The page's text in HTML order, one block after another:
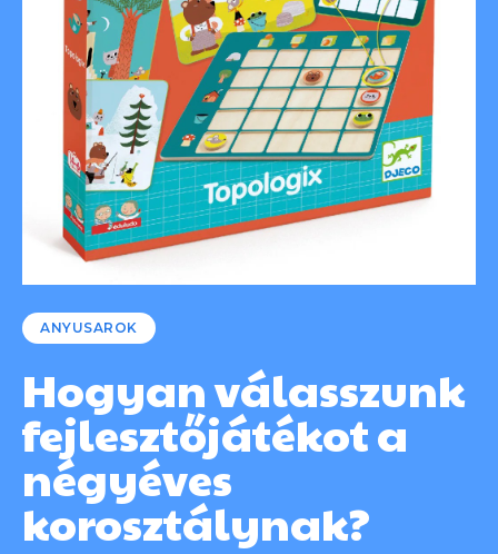
ANYUSAROK
Hogyan válasszunk
fejlesztőjátékot a
négyéves
korosztálynak?